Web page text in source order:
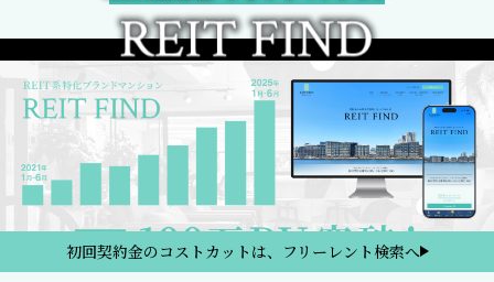
初回契約金のコストカットは、フリーレント検索へ